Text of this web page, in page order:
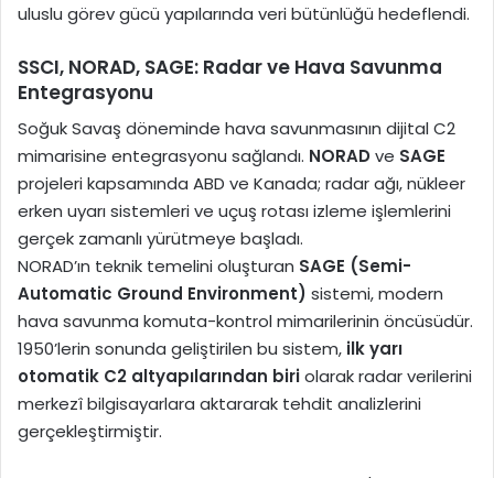
uluslu görev gücü yapılarında veri bütünlüğü hedeflendi.
SSCI, NORAD, SAGE: Radar ve Hava Savunma
Entegrasyonu
Soğuk Savaş döneminde hava savunmasının dijital C2
mimarisine entegrasyonu sağlandı. NORADve SAGE
projeleri kapsamında ABD ve Kanada; radar ağı, nükleer
erken uyarı sistemleri ve uçuş rotası izleme işlemlerini
gerçek zamanlı yürütmeye başladı.
NORAD’ın teknik temelini oluşturan SAGE (Semi-
Automatic Ground Environment) sistemi, modern
hava savunma komuta-kontrol mimarilerinin öncüsüdür.
1950’lerin sonunda geliştirilen bu sistem, ilk yarı
otomatik C2 altyapılarından biriolarak radar verilerini
merkezî bilgisayarlara aktararak tehdit analizlerini
gerçekleştirmiştir.